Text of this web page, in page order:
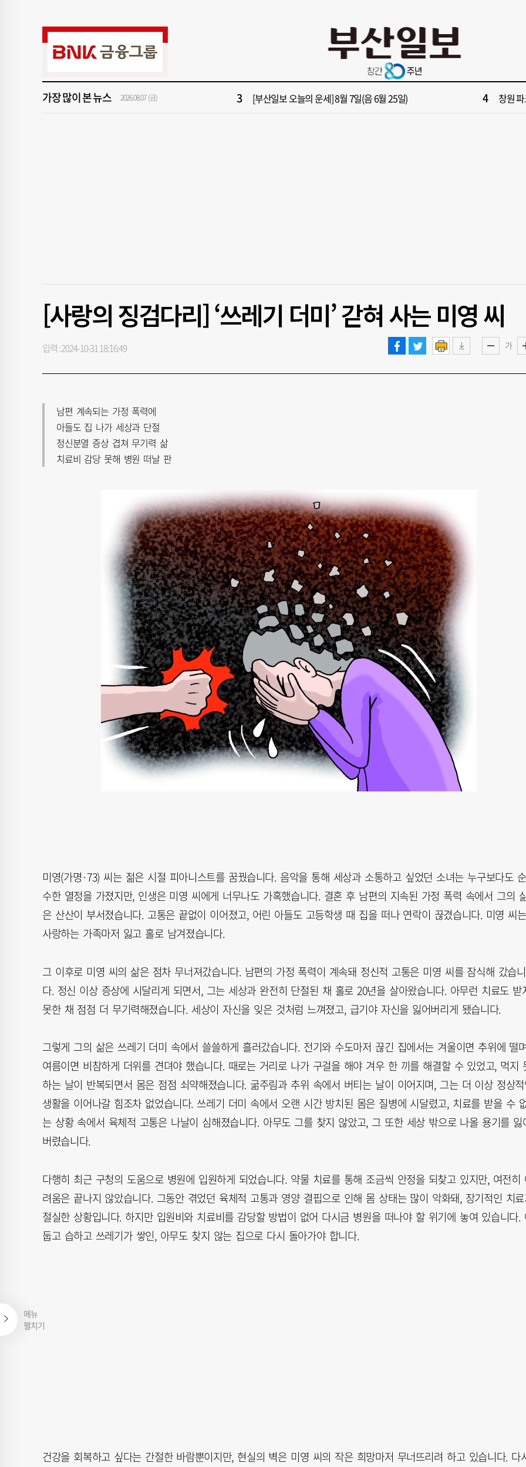
메뉴
펼치기
가장 많이 본 뉴스 2026.08.07 (금)
2028년 첫삽 뜬다더니… ‘범천기지창’ 다시 원점 회복
[속보] 제13호 태풍 돌핀 경로, 내주 중국 상륙…'불가마 더위' 언제까지 해수
3 [부산일보 오늘의 운세] 8월 7일(음 6월 25일) 4 창원
[사랑의 징검다리] ‘쓰레기 더미’ 갇혀 사는 미영 씨
가
입력 : 2024-10-31 18:16:49
남편 계속되는 가정 폭력에
아들도 집 나가 세상과 단절
정신분열 증상 겹쳐 무기력 삶
치료비 감당 못해 병원 떠날 판
미영(가명·73) 씨는 젊은 시절 피아니스트를 꿈꿨습니다. 음악을 통해 세상과 소통하고 싶었던 소녀는 누구보다도 순
수한 열정을 가졌지만, 인생은 미영 씨에게 너무나도 가혹했습니다. 결혼 후 남편의 지속된 가정 폭력 속에서 그의
은 산산이 부서졌습니다. 고통은 끝없이 이어졌고, 어린 아들도 고등학생 때 집을 떠나 연락이 끊겼습니다. 미영 씨는
사랑하는 가족마저 잃고 홀로 남겨졌습니다.
그 이후로 미영 씨의 삶은 점차 무너져갔습니다. 남편의 가정 폭력이 계속돼 정신적 고통은 미영 씨를 잠식해 갔습니
다. 정신 이상 증상에 시달리게 되면서, 그는 세상과 완전히 단절된 채 홀로 20년을 살아왔습니다. 아무런 치료도 받
못한 채 점점 더 무기력해졌습니다. 세상이 자신을 잊은 것처럼 느껴졌고, 급기야 자신을 잃어버리게 됐습니다.
그렇게 그의 삶은 쓰레기 더미 속에서 쓸쓸하게 흘러갔습니다. 전기와 수도마저 끊긴 집에서는 겨울이면 추위에 떨
여름이면 비참하게 더위를 견뎌야 했습니다. 때로는 거리로 나가 구걸을 해야 겨우 한 끼를 해결할 수 있었고, 먹지
하는 날이 반복되면서 몸은 점점 쇠약해졌습니다. 굶주림과 추위 속에서 버티는 날이 이어지며, 그는 더 이상 정상적
생활을 이어나갈 힘조차 없었습니다. 쓰레기 더미 속에서 오랜 시간 방치된 몸은 질병에 시달렸고, 치료를 받을 수
는 상황 속에서 육체적 고통은 나날이 심해졌습니다. 아무도 그를 찾지 않았고, 그 또한 세상 밖으로 나올 용기를 잃
버렸습니다.
다행히 최근 구청의 도움으로 병원에 입원하게 되었습니다. 약물 치료를 통해 조금씩 안정을 되찾고 있지만, 여전히
려움은 끝나지 않았습니다. 그동안 겪었던 육체적 고통과 영양 결핍으로 인해 몸 상태는 많이 악화돼, 장기적인 치
절실한 상황입니다. 하지만 입원비와 치료비를 감당할 방법이 없어 다시금 병원을 떠나야 할 위기에 놓여 있습니다.
둡고 습하고 쓰레기가 쌓인, 아무도 찾지 않는 집으로 다시 돌아가야 합니다.
건강을 회복하고 싶다는 간절한 바람뿐이지만, 현실의 벽은 미영 씨의 작은 희망마저 무너뜨리려 하고 있습니다. 다